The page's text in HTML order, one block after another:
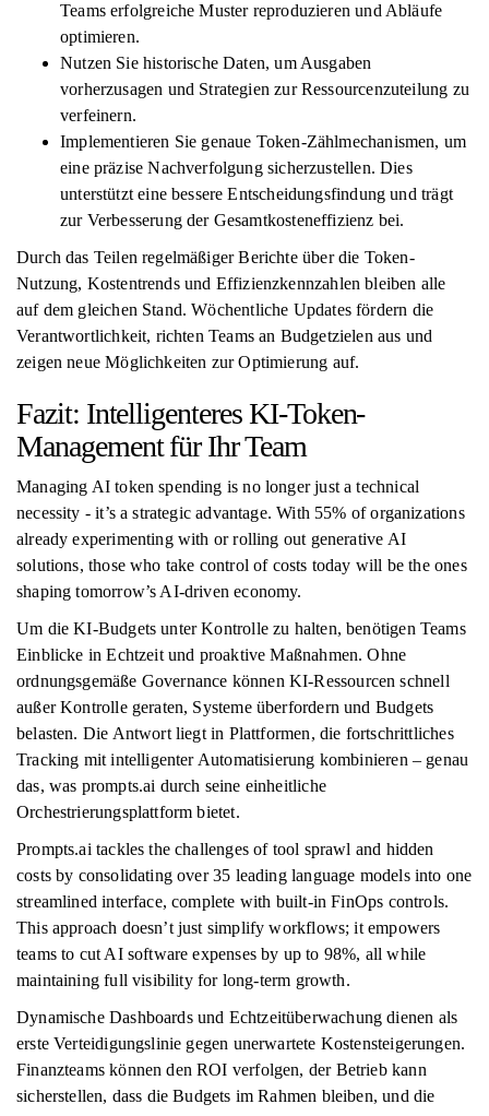
Teams erfolgreiche Muster reproduzieren und Abläufe
optimieren.
Nutzen Sie historische Daten, um Ausgaben
vorherzusagen und Strategien zur Ressourcenzuteilung zu
verfeinern.
Implementieren Sie genaue Token-Zählmechanismen, um
eine präzise Nachverfolgung sicherzustellen. Dies
unterstützt eine bessere Entscheidungsfindung und trägt
zur Verbesserung der Gesamtkosteneffizienz bei.
Durch das Teilen regelmäßiger Berichte über die Token-
Nutzung, Kostentrends und Effizienzkennzahlen bleiben alle
auf dem gleichen Stand. Wöchentliche Updates fördern die
Verantwortlichkeit, richten Teams an Budgetzielen aus und
zeigen neue Möglichkeiten zur Optimierung auf.
Fazit: Intelligenteres KI-Token-
Management für Ihr Team
Managing AI token spending is no longer just a technical
necessity - it’s a strategic advantage. With 55% of organizations
already experimenting with or rolling out generative AI
solutions, those who take control of costs today will be the ones
shaping tomorrow’s AI-driven economy.
Um die KI-Budgets unter Kontrolle zu halten, benötigen Teams
Einblicke in Echtzeit und proaktive Maßnahmen. Ohne
ordnungsgemäße Governance können KI-Ressourcen schnell
außer Kontrolle geraten, Systeme überfordern und Budgets
belasten. Die Antwort liegt in Plattformen, die fortschrittliches
Tracking mit intelligenter Automatisierung kombinieren – genau
das, was prompts.ai durch seine einheitliche
Orchestrierungsplattform bietet.
Prompts.ai tackles the challenges of tool sprawl and hidden
costs by consolidating over 35 leading language models into one
streamlined interface, complete with built-in FinOps controls.
This approach doesn’t just simplify workflows; it empowers
teams to cut AI software expenses by up to 98%, all while
maintaining full visibility for long-term growth.
Dynamische Dashboards und Echtzeitüberwachung dienen als
erste Verteidigungslinie gegen unerwartete Kostensteigerungen.
Finanzteams können den ROI verfolgen, der Betrieb kann
sicherstellen, dass die Budgets im Rahmen bleiben, und die